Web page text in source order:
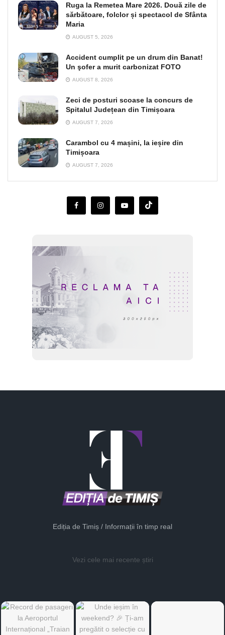
Ruga la Remetea Mare 2026. Două zile de
sărbătoare, folclor și spectacol de Sfânta
Maria
AUGUST 5, 2026
Accident cumplit pe un drum din Banat!
Un şofer a murit carbonizat FOTO
AUGUST 8, 2026
Zeci de posturi scoase la concurs de
Spitalul Județean din Timișoara
AUGUST 7, 2026
Carambol cu 4 mașini, la ieșire din
Timișoara
AUGUST 7, 2026
Ediția de Timiș / Informații în timp real
Vezi cele mai recente știri